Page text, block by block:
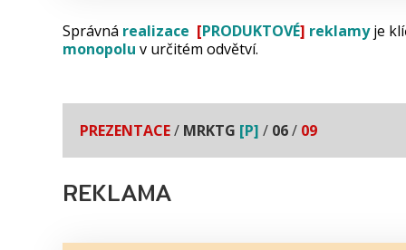
Správná realizace [PRODUKTOVÉ] reklamyje
monopolu v určitém odvětví.
PREZENTACE/ MRKTG [P] / 06/ 09
REKLAMA